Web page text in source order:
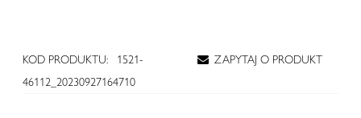
KOD PRODUKTU:
1521-
46112_20230927164710
ZAPYTAJ O PRODUKT